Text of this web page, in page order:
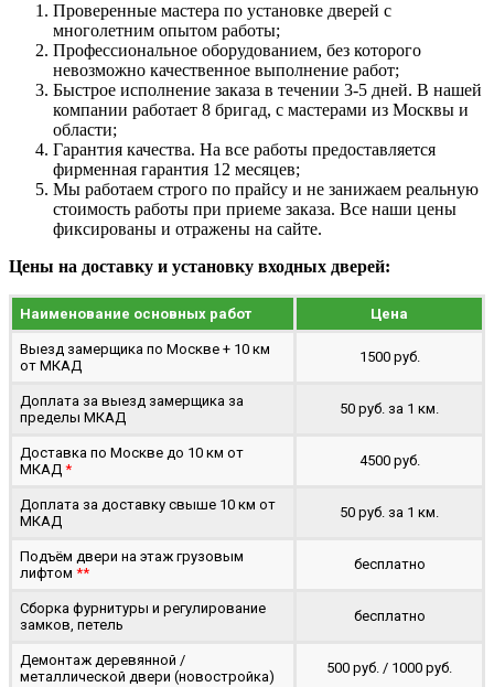
Проверенные мастера по установке дверей с
многолетним опытом работы;
Профессиональное оборудованием, без которого
невозможно качественное выполнение работ;
Быстрое исполнение заказа в течении 3-5 дней. В нашей
компании работает 8 бригад, с мастерами из Москвы и
области;
Гарантия качества. На все работы предоставляется
фирменная гарантия 12 месяцев;
Мы работаем строго по прайсу и не занижаем реальную
стоимость работы при приеме заказа. Все наши цены
фиксированы и отражены на сайте.
Цены на доставку и установку входных дверей:
Наименование основных работ Цена
Выезд замерщика по Москве + 10 км
от МКАД
1500 руб.
Доплата за выезд замерщика за
пределы МКАД
50 руб. за 1 км.
Доставка по Москве до 10 км от
МКАД *
4500 руб.
Доплата за доставку свыше 10 км от
МКАД
50 руб. за 1 км.
Подъём двери на этаж грузовым
лифтом **
бесплатно
Сборка фурнитуры и регулирование
замков, петель
бесплатно
Демонтаж деревянной /
металлической двери (новостройка)
500 руб. / 1000 руб.